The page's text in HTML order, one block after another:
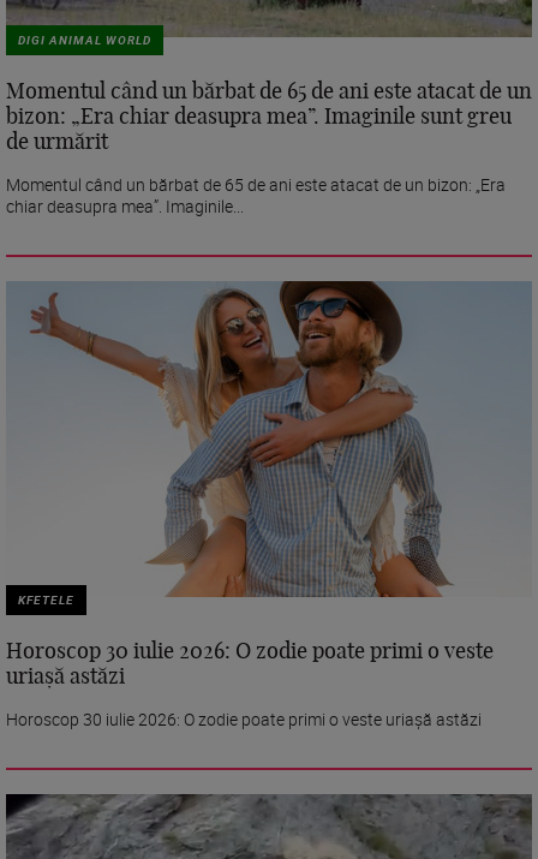
DIGI ANIMAL WORLD
Momentul când un bărbat de 65 de ani este atacat de un
bizon: „Era chiar deasupra mea”. Imaginile sunt greu
de urmărit
Momentul când un bărbat de 65 de ani este atacat de un bizon: „Era
chiar deasupra mea”. Imaginile...
KFETELE
Horoscop 30 iulie 2026: O zodie poate primi o veste
uriașă astăzi
Horoscop 30 iulie 2026: O zodie poate primi o veste uriașă astăzi